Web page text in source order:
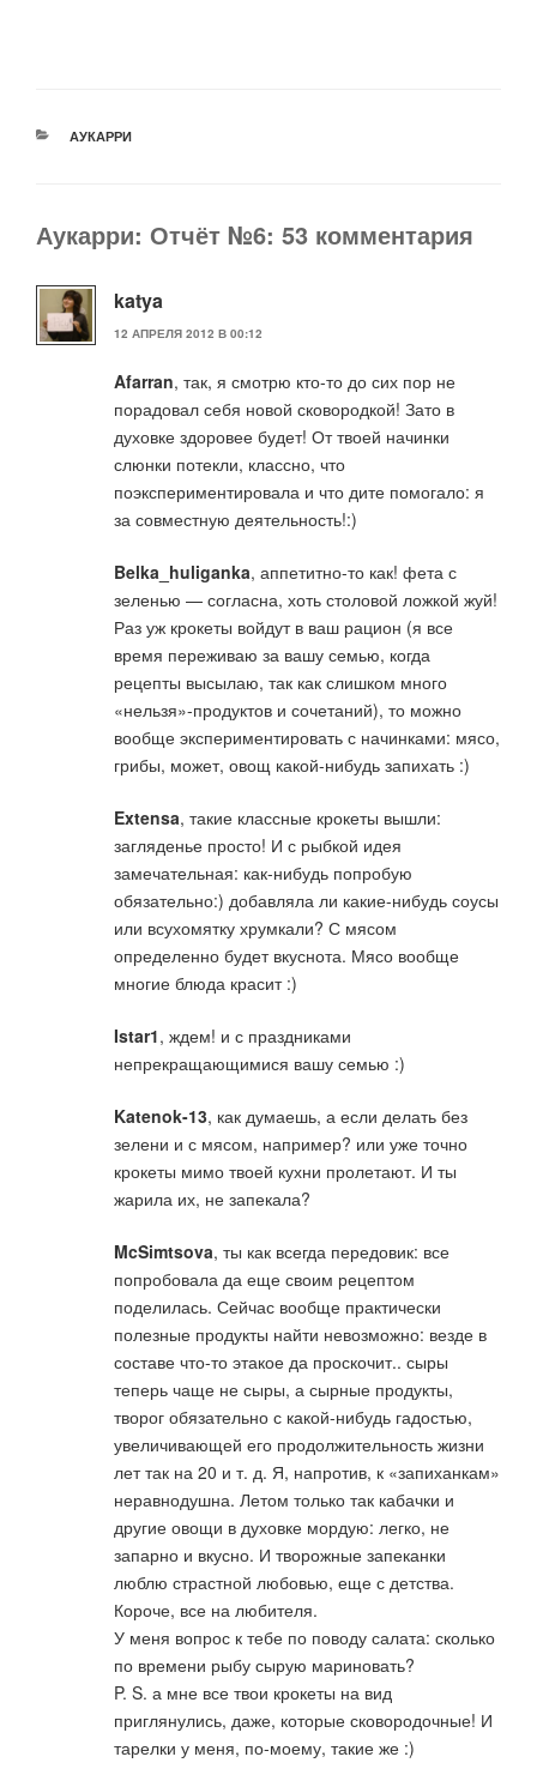
РУБРИКИ
АУКАРРИ
Аукарри: Отчёт №6: 53 комментария
katya
12 АПРЕЛЯ 2012 В 00:12
Afarran, так, я смотрю кто-то до сих пор не
порадовал себя новой сковородкой! Зато в
духовке здоровее будет! От твоей начинки
слюнки потекли, классно, что
поэкспериментировала и что дите помогало: я
за совместную деятельность!:)
Belka_huliganka, аппетитно-то как! фета с
зеленью — согласна, хоть столовой ложкой жуй!
Раз уж крокеты войдут в ваш рацион (я все
время переживаю за вашу семью, когда
рецепты высылаю, так как слишком много
«нельзя»-продуктов и сочетаний), то можно
вообще экспериментировать с начинками: мясо,
грибы, может, овощ какой-нибудь запихать :)
Extensa, такие классные крокеты вышли:
загляденье просто! И с рыбкой идея
замечательная: как-нибудь попробую
обязательно:) добавляла ли какие-нибудь соусы
или всухомятку хрумкали? С мясом
определенно будет вкуснота. Мясо вообще
многие блюда красит :)
Istar1, ждем! и с праздниками
непрекращающимися вашу семью :)
Katenok-13, как думаешь, а если делать без
зелени и с мясом, например? или уже точно
крокеты мимо твоей кухни пролетают. И ты
жарила их, не запекала?
McSimtsova, ты как всегда передовик: все
попробовала да еще своим рецептом
поделилась. Сейчас вообще практически
полезные продукты найти невозможно: везде в
составе что-то этакое да проскочит.. сыры
теперь чаще не сыры, а сырные продукты,
творог обязательно с какой-нибудь гадостью,
увеличивающей его продолжительность жизни
лет так на 20 и т. д. Я, напротив, к «запиханкам»
неравнодушна. Летом только так кабачки и
другие овощи в духовке мордую: легко, не
запарно и вкусно. И творожные запеканки
люблю страстной любовью, еще с детства.
Короче, все на любителя.
У меня вопрос к тебе по поводу салата: сколько
по времени рыбу сырую мариновать?
P. S. а мне все твои крокеты на вид
приглянулись, даже, которые сковородочные! И
тарелки у меня, по-моему, такие же :)